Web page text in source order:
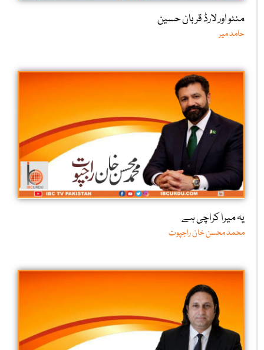
منٹو اور لارڈ قربان حسین
حامد میر
یہ میرا کراچی ہے
محمد محسن خان راجپوت